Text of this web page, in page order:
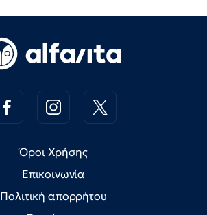
Όροι Χρήσης
Επικοινωνία
Πολιτική απορρήτου